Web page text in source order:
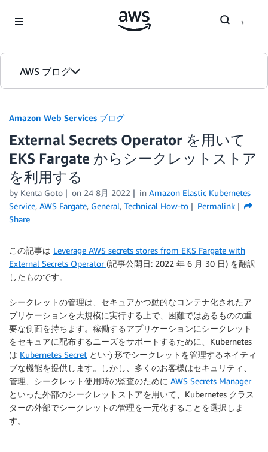
AWS ブログ
カテゴリ
エディション
Amazon Web Services ブログ
External Secrets Operator を用いて
EKS Fargate からシークレットストア
を利用する
by Kenta Goto on 24 8月 2022 in Amazon Elastic Kubernetes
Service, AWS Fargate, General, Technical How-to
Permalink
Share
この記事は Leverage AWS secrets stores from EKS Fargate with
External Secrets Operator(記事公開日: 2022 年 6 月 30 日) を翻訳
したものです。
シークレットの管理は、セキュアかつ動的なコンテナ化されたア
プリケーションを大規模に実行する上で、困難ではあるものの重
要な側面を持ちます。稼働するアプリケーションにシークレット
をセキュアに配布するニーズをサポートするために、Kubernetes
は Kubernetes Secret という形でシークレットを管理するネイティ
ブな機能を提供します。しかし、多くのお客様はセキュリティ、
管理、シークレット使用時の監査のために AWS Secrets Manager
といった外部のシークレットストアを用いて、Kubernetes クラス
ターの外部でシークレットの管理を一元化することを選択しま
す。